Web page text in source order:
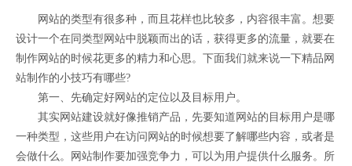
网站的类型有很多种，而且花样也比较多，内容很丰富。想要
设计一个在同类型网站中脱颖而出的话，获得更多的流量，就要在
制作网站的时候花更多的精力和心思。下面我们就来说一下精品网
站制作的小技巧有哪些?
第一、先确定好网站的定位以及目标用户。
其实网站建设就好像推销产品，先要知道网站的目标用户是哪
一种类型，这些用户在访问网站的时候想要了解哪些内容，或者是
会做什么。网站制作要加强竞争力，可以为用户提供什么服务。所